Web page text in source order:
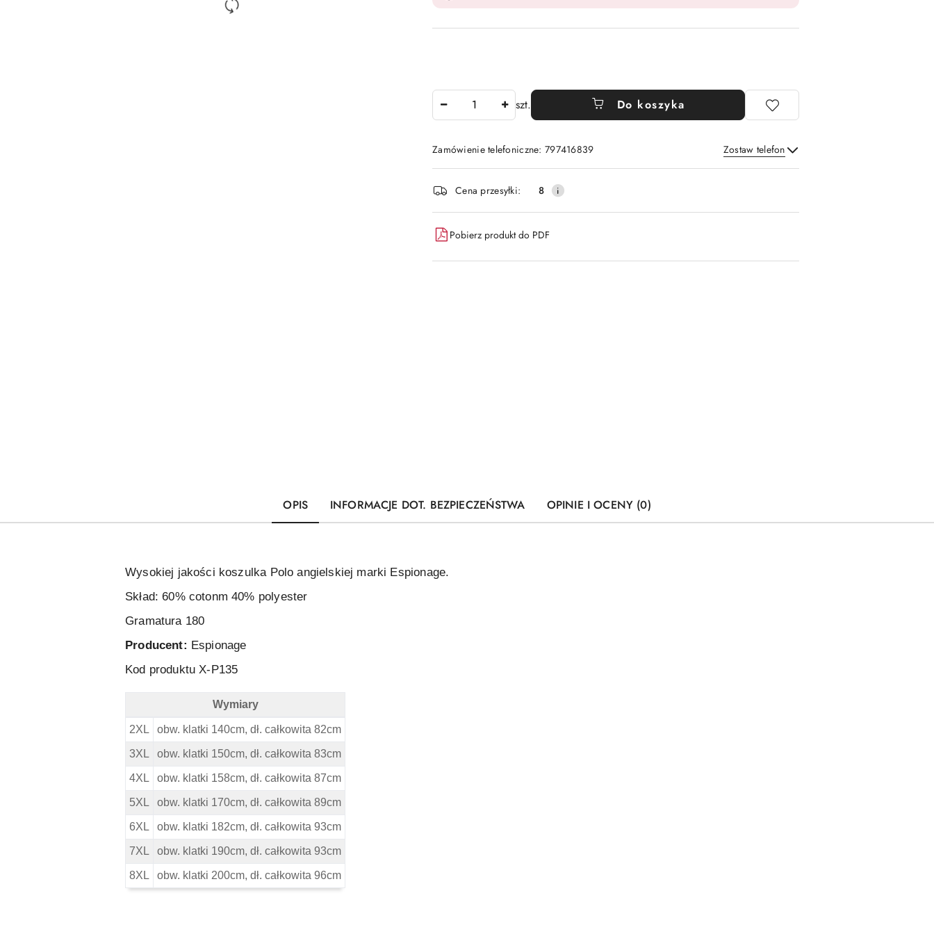
szt. Do koszyka
Zamówienie telefoniczne: 797416839 Zostaw telefon
Wyślij
Dostępność
i
dostawa
Cena przesyłki: 8
Pobierz produkt do PDF
OPIS INFORMACJE DOT. BEZPIECZEŃSTWA OPINIE I OCENY (0)
Wysokiej jakości koszulka Polo angielskiej marki Espionage.
Skład: 60% cotonm 40% polyester
Gramatura 180
Producent: Espionage
Kod produktu X-P135
Duża Koszulka Polo Espionage - Wymiary
Wymiary
2XL obw. klatki 140cm, dł. całkowita 82cm
3XL obw. klatki 150cm, dł. całkowita 83cm
4XL obw. klatki 158cm, dł. całkowita 87cm
5XL obw. klatki 170cm, dł. całkowita 89cm
6XL obw. klatki 182cm, dł. całkowita 93cm
7XL obw. klatki 190cm, dł. całkowita 93cm
8XL obw. klatki 200cm, dł. całkowita 96cm